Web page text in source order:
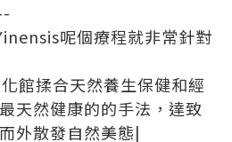
呢個療程就非常針對
館揉合天然養生保健和經
天然健康的的手法，達致
外散發自然美態|